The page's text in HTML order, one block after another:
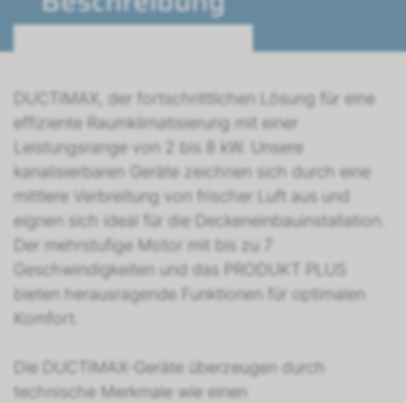
DUCTIMAX, der fortschrittlichen Lösung für eine
effiziente Raumklimatisierung mit einer
Leistungsrange von 2 bis 8 kW. Unsere
kanalisierbaren Geräte zeichnen sich durch eine
mittlere Verbreitung von frischer Luft aus und
eignen sich ideal für die Deckeneinbauinstallation.
Der mehrstufige Motor mit bis zu 7
Geschwindigkeiten und das PRODUKT PLUS
bieten herausragende Funktionen für optimalen
Komfort.
Die DUCTIMAX-Geräte überzeugen durch
technische Merkmale wie einen